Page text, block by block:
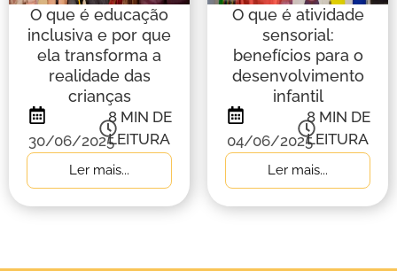
O que é educação
inclusiva e por que
ela transforma a
realidade das
crianças
30/06/2025
8 MIN DE
LEITURA
Ler mais...
O que é atividade
sensorial:
benefícios para o
desenvolvimento
infantil
04/06/2025
8 MIN DE
LEITURA
Ler mais...